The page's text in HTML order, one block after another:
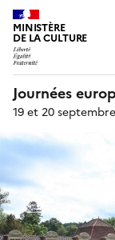
MINISTÈRE
DE LA CULTURE
Journées
19 et 20